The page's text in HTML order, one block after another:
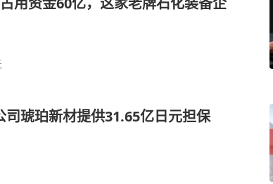
司琥珀新材提供31.65亿日元担保